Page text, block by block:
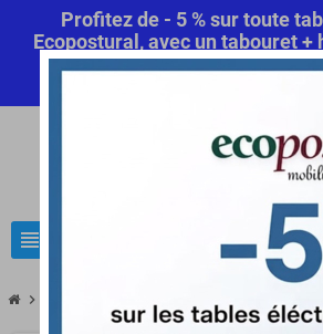
Profitez de - 5 % sur toute
Ecopostural, avec un tabouret +
offert! Code Promo
view_headline
chevron_right